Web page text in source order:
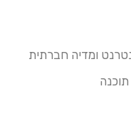
ומדיה חברתית